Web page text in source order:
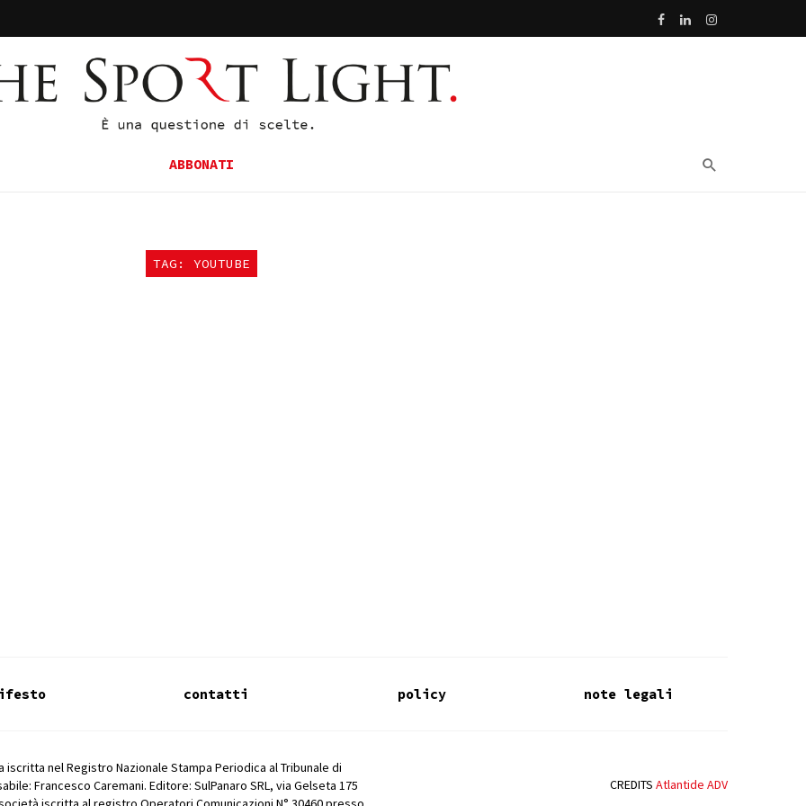
ABBONATI
TAG: YOUTUBE
contatti policy note legali
nel Registro Nazionale Stampa Periodica al Tribunale di
Francesco Caremani. Editore: SulPanaro SRL, via Gelseta 175
CREDITS Atlantide ADV